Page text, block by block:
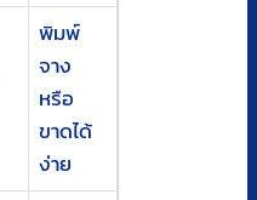
พิมพ์
จาง
หรือ
ขาดได้
ง่าย